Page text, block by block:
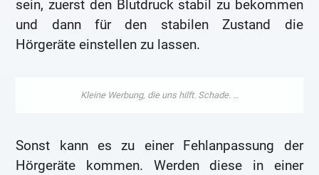
sein, zuerst den Blutdruck stabil zu bekommen
und dann für den stabilen Zustand die
Hörgeräte einstellen zu lassen.
Sonst kann es zu einer Fehlanpassung der
Hörgeräte kommen. Werden diese in einer